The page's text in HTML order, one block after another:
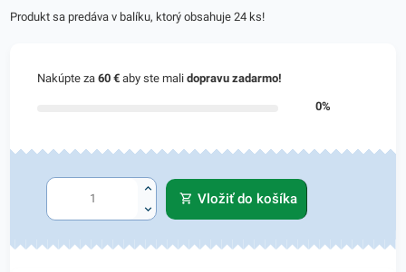
Produkt sa predáva v balíku, ktorý obsahuje 24 ks!
Nakúpte za60 € aby ste malidopravu zadarmo!
0%
Vložiť do košíka